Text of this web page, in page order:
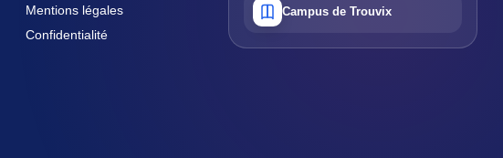
Mentions légales
Confidentialité
Campus de Trouvix